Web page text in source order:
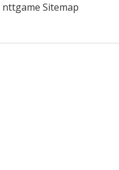
nttgame Sitemap